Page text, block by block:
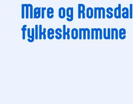
Møre og Romsdal
fylkeskommune